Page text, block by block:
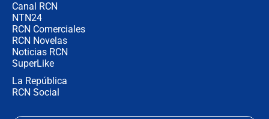
Canal RCN
NTN24
RCN Comerciales
RCN Novelas
Noticias RCN
SuperLike
La República
RCN Social